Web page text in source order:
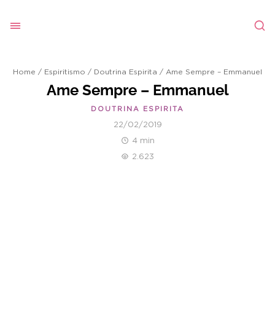
Home / Espiritismo / Doutrina Espirita / Ame Sempre – Emmanuel
Ame Sempre – Emmanuel
DOUTRINA ESPIRITA
22/02/2019
4 min
2.623